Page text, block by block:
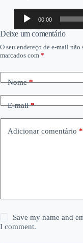
Tocador
áudio
00:00
Deixe um comentário
O seu endereço de e-mail
marcados com *
Nome*
E-mail*
Adicionar comentário *
Save my name and
I comment.